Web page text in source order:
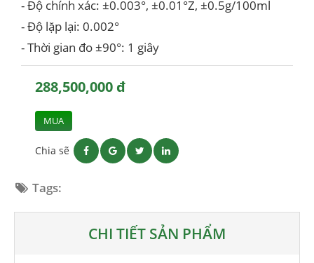
- Độ chính xác: ±0.003°, ±0.01°Z, ±0.5g/100ml
- Độ lặp lại: 0.002°
- Thời gian đo ±90°: 1 giây
288,500,000 đ
MUA
Chia sẽ
Tags:
CHI TIẾT SẢN PHẨM